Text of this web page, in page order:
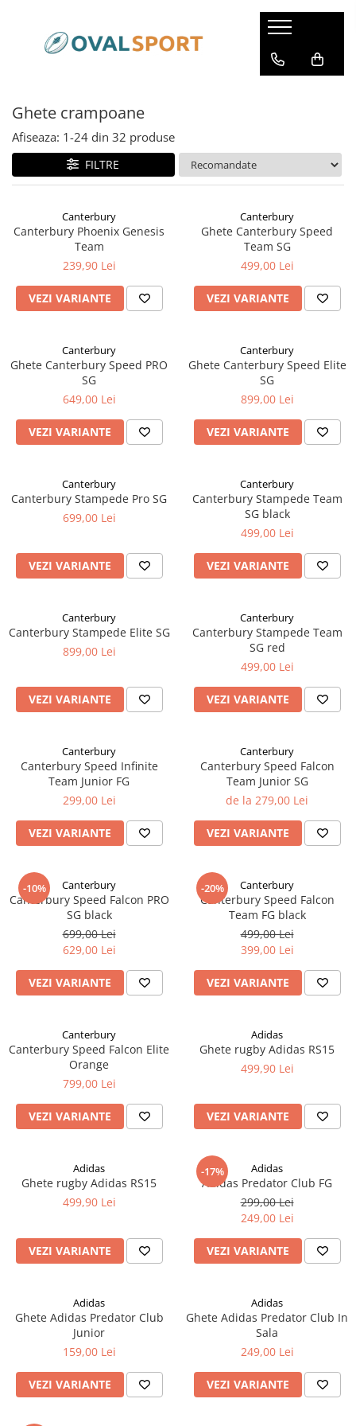
Femei
Incaltaminte
Barbati
Incaltaminte
Ghete crampoane
Afiseaza: 1-24 din 32 produse
FILTRE
Canterbury
Canterbury Phoenix Genesis
Team
239,90 Lei
VEZI VARIANTE
Canterbury
Ghete Canterbury Speed
Team SG
499,00 Lei
VEZI VARIANTE
Canterbury
Ghete Canterbury Speed PRO
SG
649,00 Lei
VEZI VARIANTE
Canterbury
Ghete Canterbury Speed Elite
SG
899,00 Lei
VEZI VARIANTE
Canterbury
Canterbury Stampede Pro SG
699,00 Lei
VEZI VARIANTE
Canterbury
Canterbury Stampede Team
SG black
499,00 Lei
VEZI VARIANTE
Canterbury
Canterbury Stampede Elite SG
899,00 Lei
VEZI VARIANTE
Canterbury
Canterbury Stampede Team
SG red
499,00 Lei
VEZI VARIANTE
Canterbury
Canterbury Speed Infinite
Team Junior FG
299,00 Lei
VEZI VARIANTE
Canterbury
Canterbury Speed Falcon
Team Junior SG
de la 279,00 Lei
VEZI VARIANTE
-10% Canterbury
Canterbury Speed Falcon PRO
SG black
699,00 Lei
629,00 Lei
VEZI VARIANTE
-20% Canterbury
Canterbury Speed Falcon
Team FG black
499,00 Lei
399,00 Lei
VEZI VARIANTE
Canterbury
Canterbury Speed Falcon Elite
Orange
799,00 Lei
VEZI VARIANTE
Adidas
Ghete rugby Adidas RS15
499,90 Lei
VEZI VARIANTE
Adidas
Ghete rugby Adidas RS15
499,90 Lei
VEZI VARIANTE
-17% Adidas
Adidas Predator Club FG
299,00 Lei
249,00 Lei
VEZI VARIANTE
Adidas
Ghete Adidas Predator Club
Junior
159,00 Lei
VEZI VARIANTE
Adidas
Ghete Adidas Predator Club In
Sala
249,00 Lei
VEZI VARIANTE